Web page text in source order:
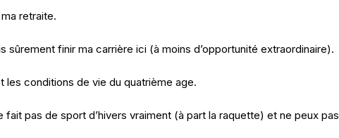
retraite.
sûrement finir ma carrière ici (à moins d’opportunité extraordinaire).
les conditions de vie du quatrième age.
fait pas de sport d’hivers vraiment (à part la raquette) et ne peux pas